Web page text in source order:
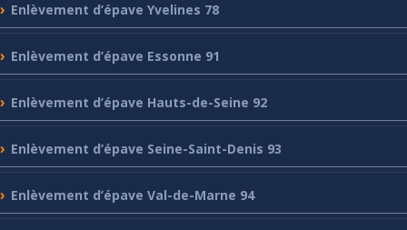
Enlèvement d’épave Yvelines 78
Enlèvement d’épave Essonne 91
Enlèvement d’épave Hauts-de-Seine 92
Enlèvement d’épave Seine-Saint-Denis 93
Enlèvement d’épave Val-de-Marne 94